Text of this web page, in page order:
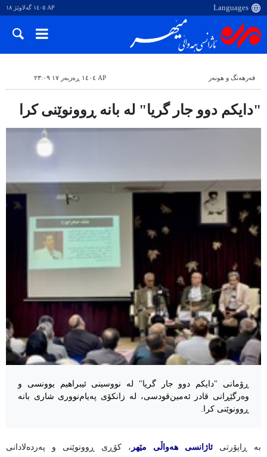
AP ١٤٠٥ گەلاوێژ ١٨
فەرهەنگ و هونەر AP ١٤٠٤ ڕەزبەر ١٧ ٢٣:٠٩
"دایکم دوو جار گریا" لە بانە ڕوونوێنی کرا
ڕۆمانی "دایکم دوو جار گریا" لە نووسینی ئیبراهیم یوونسی و
وەرگێڕانی قادر ئەمین‌قودسی، لە زانکۆی پەیام‌نووری شاری بانە
ڕوونوێنی کرا.
بە ڕاپۆرتی ئاژانسی هەواڵی مێهر ، کۆڕی ڕوونوێنی و پەردەلادانی